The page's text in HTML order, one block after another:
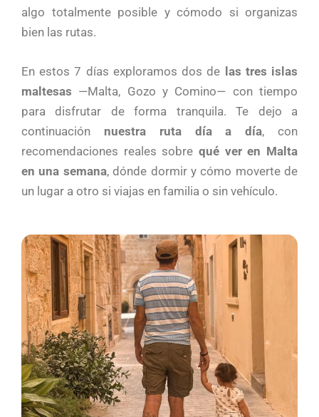
algo totalmente posible y cómodo si organizas
bien las rutas.
En estos 7 días exploramos dos de las tres islas
maltesas —Malta, Gozo y Comino— con tiempo
para disfrutar de forma tranquila. Te dejo a
continuación nuestra ruta día a día, con
recomendaciones reales sobre qué ver en Malta
en una semana, dónde dormir y cómo moverte de
un lugar a otro si viajas en familia o sin vehículo.